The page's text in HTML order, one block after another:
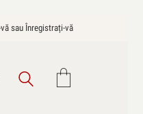
sau Înregistrați-vă